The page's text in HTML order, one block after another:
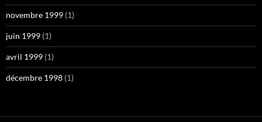
novembre 1999 (1)
juin 1999 (1)
avril 1999 (1)
décembre 1998 (1)